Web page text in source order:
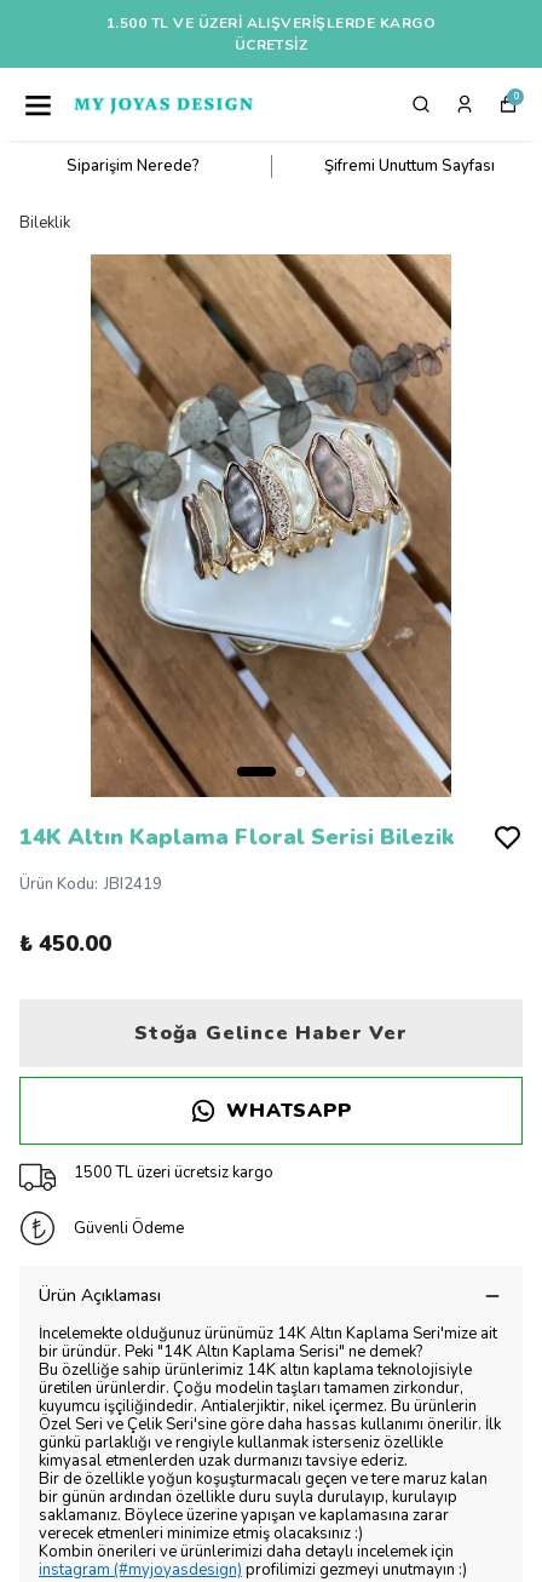
1.500 TL VE ÜZERI ALIŞVERIŞLERDE KARGO
ÜCRETSİZ
0
Siparişim Nerede? Şifremi Unuttum Sayfası
Bileklik
14K Altın Kaplama Floral Serisi Bilezik
Ürün Kodu: JBI2419
₺ 450.00
Stoğa Gelince Haber Ver
WHATSAPP
1500 TL üzeri ücretsiz kargo
Güvenli Ödeme
Ürün Açıklaması
İncelemekte olduğunuz ürünümüz 14K Altın Kaplama Seri'mize ait
bir üründür. Peki "14K Altın Kaplama Serisi" ne demek?
Bu özelliğe sahip ürünlerimiz 14K altın kaplama teknolojisiyle
üretilen ürünlerdir. Çoğu modelin taşları tamamen zirkondur,
kuyumcu işçiliğindedir. Antialerjiktir, nikel içermez. Bu ürünlerin
Özel Seri ve Çelik Seri'sine göre daha hassas kullanımı önerilir. İlk
günkü parlaklığı ve rengiyle kullanmak isterseniz özellikle
kimyasal etmenlerden uzak durmanızı tavsiye ederiz.
Bir de özellikle yoğun koşuşturmacalı geçen ve tere maruz kalan
bir günün ardından özellikle duru suyla durulayıp, kurulayıp
saklamanız. Böylece üzerine yapışan ve kaplamasına zarar
verecek etmenleri minimize etmiş olacaksınız :)
Kombin önerileri ve ürünlerimizi daha detaylı incelemek için
instagram (#myjoyasdesign) profilimizi gezmeyi unutmayın :)